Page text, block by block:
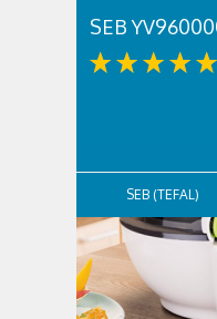
SEB
SEB (TEFAL)